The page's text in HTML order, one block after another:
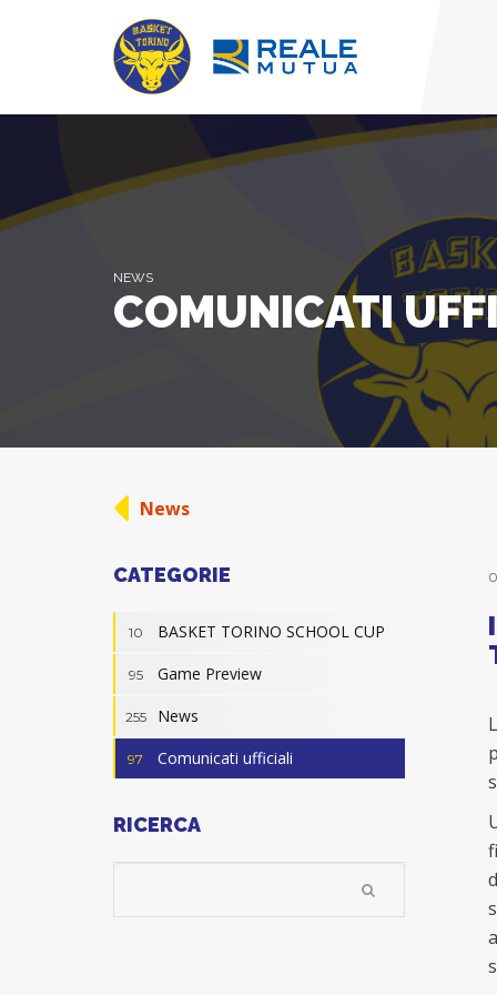
NEWS
COMUNICATI
News
CATEGORIE
10 BASKET TORINO SCHOOL CUP
95 Game Preview
255 News
97 Comunicati ufficiali
RICERCA